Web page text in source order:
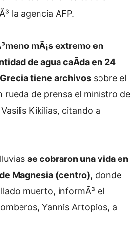
la agencia AFP.
mÃ¡s extremo en
de agua caÃ­da en 24
tiene archivos sobre el
rueda de prensa el ministro de
Kikilias, citando a
se cobraron una vida en
Magnesia (centro), donde
muerto, informÃ³ el
Yannis Artopios, a